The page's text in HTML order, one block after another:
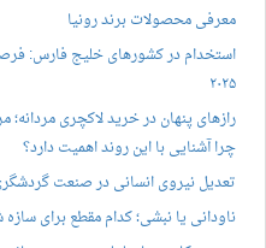
معرفی محصولات برند رونیا
استخدام در کشورهای خلیج فارس:
۲۰۲۵
رازهای پنهان در خرید لاکچری
چرا آشنایی با این روند اهمیت دارد؟
تعدیل نیروی انسانی در صنعت
ناودانی یا نبشی؛ کدام مقطع برای